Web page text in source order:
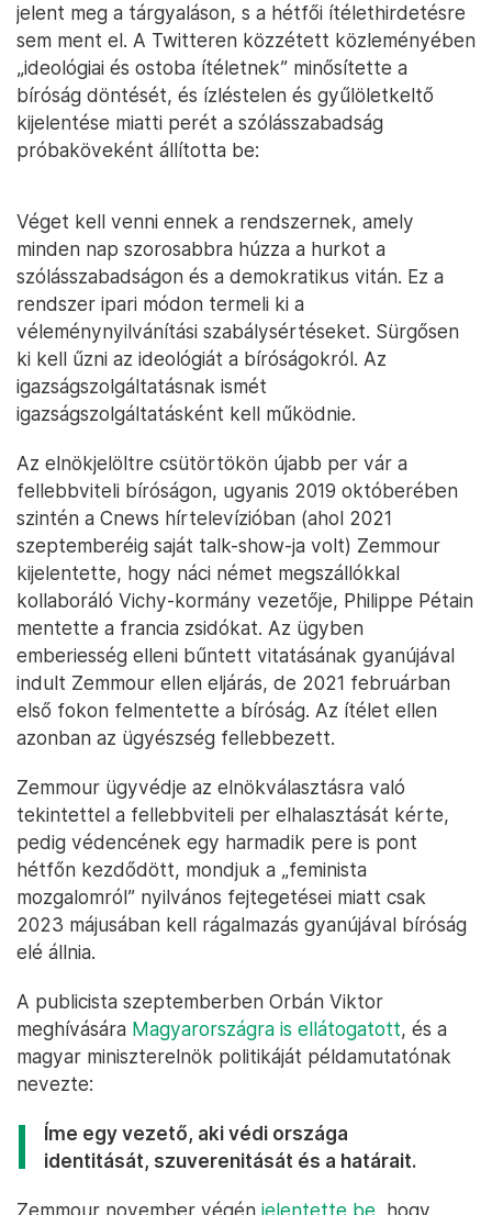
jelent meg a tárgyaláson, s a hétfői ítélethirdetésre
sem ment el. A Twitteren közzétett közleményében
„ideológiai és ostoba ítéletnek” minősítette a
bíróság döntését, és ízléstelen és gyűlöletkeltő
kijelentése miatti perét a szólásszabadság
próbaköveként állította be:
Véget kell venni ennek a rendszernek, amely
minden nap szorosabbra húzza a hurkot a
szólásszabadságon és a demokratikus vitán. Ez a
rendszer ipari módon termeli ki a
véleménynyilvánítási szabálysértéseket. Sürgősen
ki kell űzni az ideológiát a bíróságokról. Az
igazságszolgáltatásnak ismét
igazságszolgáltatásként kell működnie.
Az elnökjelöltre csütörtökön újabb per vár a
fellebbviteli bíróságon, ugyanis 2019 októberében
szintén a Cnews hírtelevízióban (ahol 2021
szeptemberéig saját talk-show-ja volt) Zemmour
kijelentette, hogy náci német megszállókkal
kollaboráló Vichy-kormány vezetője, Philippe Pétain
mentette a francia zsidókat. Az ügyben
emberiesség elleni bűntett vitatásának gyanújával
indult Zemmour ellen eljárás, de 2021 februárban
első fokon felmentette a bíróság. Az ítélet ellen
azonban az ügyészség fellebbezett.
Zemmour ügyvédje az elnökválasztásra való
tekintettel a fellebbviteli per elhalasztását kérte,
pedig védencének egy harmadik pere is pont
hétfőn kezdődött, mondjuk a „feminista
mozgalomról” nyilvános fejtegetései miatt csak
2023 májusában kell rágalmazás gyanújával bíróság
elé állnia.
A publicista szeptemberben Orbán Viktor
meghívására Magyarországra is ellátogatott, és a
magyar miniszterelnök politikáját példamutatónak
nevezte:
Íme egy vezető, aki védi országa
identitását, szuverenitását és a határait.
Zemmour november végén jelentette be , hogy